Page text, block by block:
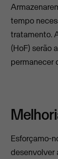
tempo
tratamento.
(HoF) serão
permanecer
Esforçamo-
desenvolver